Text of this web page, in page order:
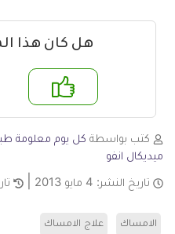
هل كان هذا
لا
كتب بواسطة كل يوم معلومة
ميديكال انفو
تاريخ النشر: 4 مايو 2013
الامساك علاج الامساك